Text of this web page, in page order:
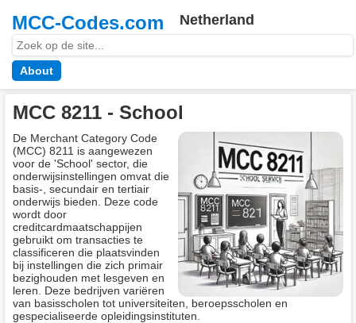
MCC-Codes.com Netherland
About
MCC 8211 - School
De Merchant Category Code
(MCC) 8211 is aangewezen
voor de 'School' sector, die
onderwijsinstellingen omvat die
basis-, secundair en tertiair
onderwijs bieden. Deze code
wordt door
creditcardmaatschappijen
gebruikt om transacties te
classificeren die plaatsvinden
bij instellingen die zich primair
bezighouden met lesgeven en
leren. Deze bedrijven variëren
van basisscholen tot universiteiten, beroepsscholen en
gespecialiseerde opleidingsinstituten.